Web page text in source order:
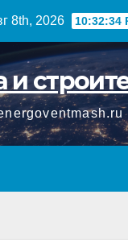
8th, 2026 10:32:35
и